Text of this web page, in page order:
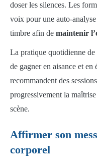
doser les silences. Les
voix pour une auto-
timbre afin de maintenir
La pratique quotidienne de
de gagner en aisance et
recommandent des
progressivement la
scène.
Affirmer son
corporel